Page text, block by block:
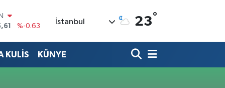
%-0.63
%-0.08
İstanbul 23°
KULİS KÜNYE